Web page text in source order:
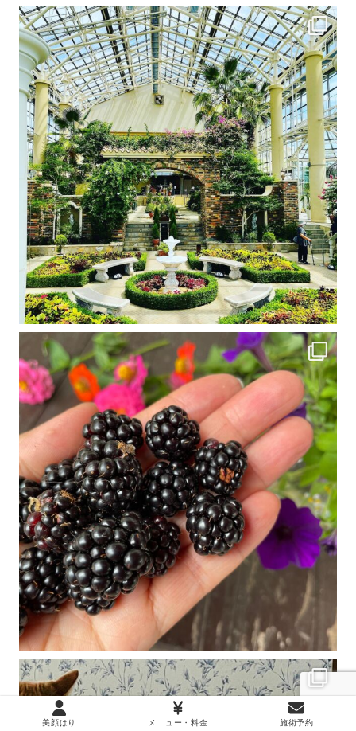
美顔はり メニュー・料金 施術予約